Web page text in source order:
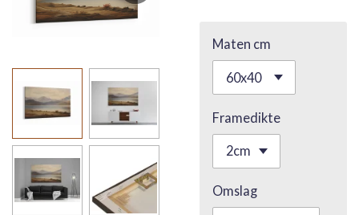
Maten cm
Framedikte
Omslag